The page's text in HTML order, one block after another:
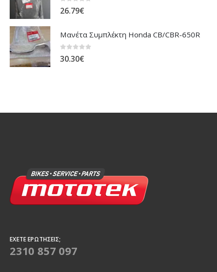
Μανέτα Συμπλέκτη Honda CB/CBR-650R
0out of 5
30.30€
6986 837 913